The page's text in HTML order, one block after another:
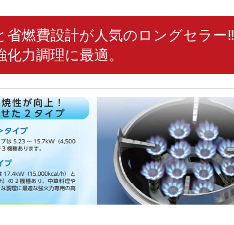
省燃費設計が人気のロングセラー‼
力調理に最適。